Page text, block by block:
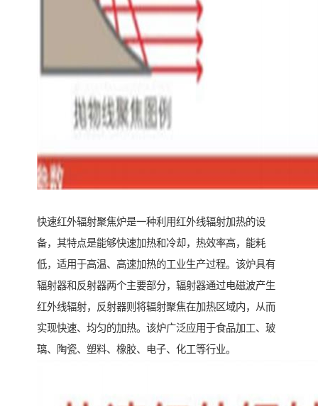
快速红外辐射聚焦炉是一种利用红外线辐射加热的设
备，其特点是能够快速加热和冷却，热效率高，能耗
低，适用于高温、高速加热的工业生产过程。该炉具有
辐射器和反射器两个主要部分，辐射器通过电磁波产生
红外线辐射，反射器则将辐射聚焦在加热区域内，从而
实现快速、均匀的加热。该炉广泛应用于食品加工、玻
璃、陶瓷、塑料、橡胶、电子、化工等行业。